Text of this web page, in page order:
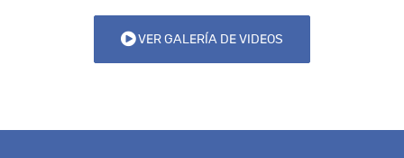
VER GALERÍA DE VIDEOS